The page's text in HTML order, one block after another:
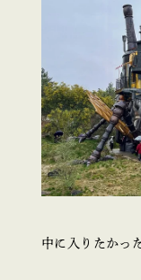
中に入りたかっ